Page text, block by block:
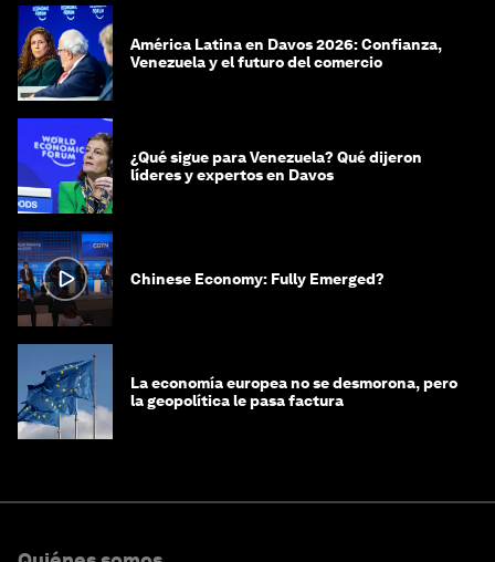
América Latina en Davos 2026: Confianza,
Venezuela y el futuro del comercio
¿Qué sigue para Venezuela? Qué dijeron
líderes y expertos en Davos
Chinese Economy: Fully Emerged?
La economía europea no se desmorona, pero
la geopolítica le pasa factura